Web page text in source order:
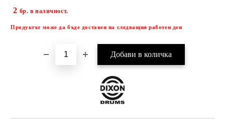
2 бр. в наличност.
Продуктът може да бъде доставен на следващия работен ден